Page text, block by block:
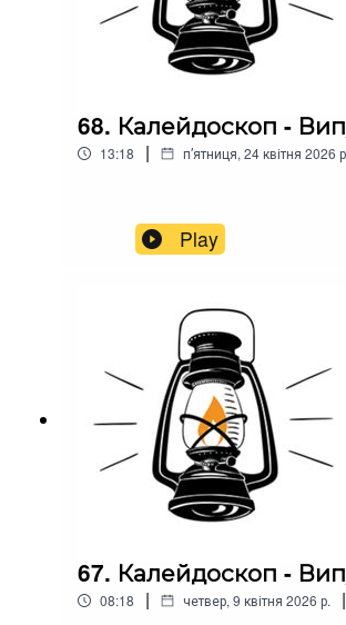
68. Калейдоскоп -
13:18 | пʼятниця, 24 квітня 2026
Play
67. Калейдоскоп -
08:18 | четвер, 9 квітня 2026 р. |